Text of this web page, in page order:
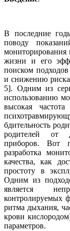
В последние
поводу
мониторирования
жизни и его
поиском
и снижению
5]. Одним из
использованию
высокая
бдительность
родителей от
приборов. Вот
разработка
качества, как
простоту в
Одним из
является
контролируемых
ритма дыхания,
крови
параметров.